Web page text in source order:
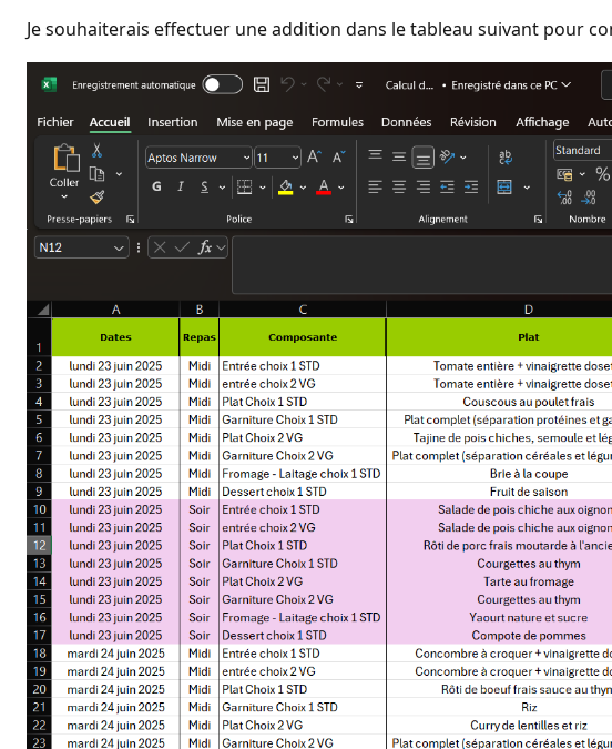
e
r
u
a
t
o
Je souhaiterais effectuer une addition dans le tableau suivant pour